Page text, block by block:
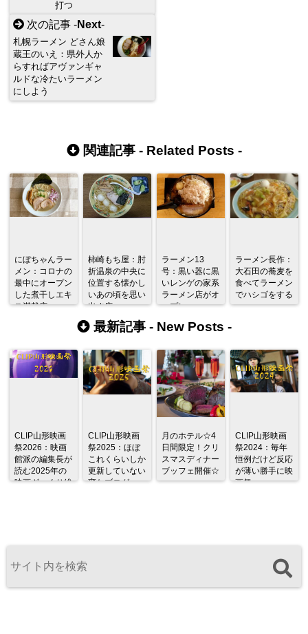
打つ
次の記事 -Next-
札幌ラーメン どさん娘
蔵王のいえ：県外人か
らすればアヴァンギャ
ルドな冷たいラーメン
にしよう
関連記事 - Related Posts -
にぼちゃんラー
メン：コロナの
最中にオープン
した煮干しエキ
ス満載店
柿崎もち屋：肘
折温泉の中央に
位置する懐かし
いあの頃を思い
出す店
ラーメン13
号：黒い器に黒
いレンゲの家系
ラーメン店がオ
ープン
ラーメン長作：
大石田の蕎麦を
食べてラーメン
でハシゴをする
最新記事 - New Posts -
CLIP山形映画
祭2026：映画
館派の編集長が
読む2025年の
映画ざっくり総
CLIP山形映画
祭2025：ほぼ
これくらいしか
更新していない
変なブログ
月のホテル☆4
日間限定！クリ
スマスディナー
ブッフェ開催☆
CLIP山形映画
祭2024：毎年
恒例だけど反応
が薄い勝手に映
画祭